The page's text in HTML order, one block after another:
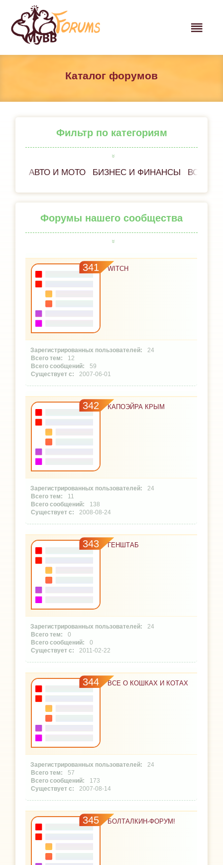
Каталог форумов
Фильтр по категориям
АВТО И МОТО БИЗНЕС И ФИНАНСЫ ВСЁ
Форумы нашего сообщества
341 WITCH
24
12
59
2007-06-01
342 КАПОЭЙРА КРЫМ
24
11
138
2008-08-24
343 ГЕНШТАБ
24
0
0
2011-02-22
344 ВСЕ О КОШКАХ И КОТАХ
24
57
173
2007-08-14
345 БОЛТАЛКИН-ФОРУМ!